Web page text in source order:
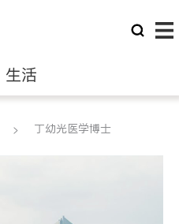
生活
律师丁幼光医学博士